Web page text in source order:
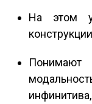
На этом